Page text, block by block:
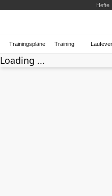
Hefte
Trainingspläne Training
Loading ...